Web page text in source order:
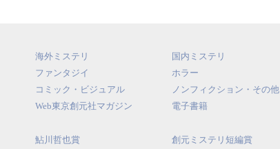
海外ミステリ 国内ミステリ
ファンタジイ
ホラー
コミック・ビジュアル
ノンフィクション・その他
Web東京創元社マガジン
電子書籍
鮎川哲也賞 創元ミステリ短編賞